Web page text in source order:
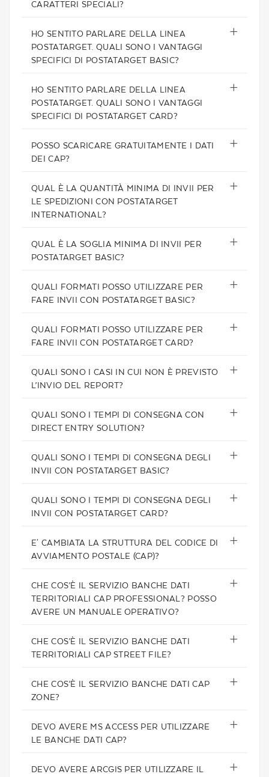
CARATTERI SPECIALI?
HO SENTITO PARLARE DELLA LINEA
POSTATARGET. QUALI SONO I VANTAGGI
SPECIFICI DI POSTATARGET BASIC?
HO SENTITO PARLARE DELLA LINEA
POSTATARGET. QUALI SONO I VANTAGGI
SPECIFICI DI POSTATARGET CARD?
POSSO SCARICARE GRATUITAMENTE I DATI
DEI CAP?
QUAL È LA QUANTITÀ MINIMA DI INVII PER
LE SPEDIZIONI CON POSTATARGET
INTERNATIONAL?
QUAL È LA SOGLIA MINIMA DI INVII PER
POSTATARGET BASIC?
QUALI FORMATI POSSO UTILIZZARE PER
FARE INVII CON POSTATARGET BASIC?
QUALI FORMATI POSSO UTILIZZARE PER
FARE INVII CON POSTATARGET CARD?
QUALI SONO I CASI IN CUI NON È PREVISTO
L’INVIO DEL REPORT?
QUALI SONO I TEMPI DI CONSEGNA CON
DIRECT ENTRY SOLUTION?
QUALI SONO I TEMPI DI CONSEGNA DEGLI
INVII CON POSTATARGET BASIC?
QUALI SONO I TEMPI DI CONSEGNA DEGLI
INVII CON POSTATARGET CARD?
E' CAMBIATA LA STRUTTURA DEL CODICE DI
AVVIAMENTO POSTALE (CAP)?
CHE COS’È IL SERVIZIO BANCHE DATI
TERRITORIALI CAP PROFESSIONAL? POSSO
AVERE UN MANUALE OPERATIVO?
CHE COS’È IL SERVIZIO BANCHE DATI
TERRITORIALI CAP STREET FILE?
CHE COS’È IL SERVIZIO BANCHE DATI CAP
ZONE?
DEVO AVERE MS ACCESS PER UTILIZZARE
LE BANCHE DATI CAP?
DEVO AVERE ARCGIS PER UTILIZZARE IL